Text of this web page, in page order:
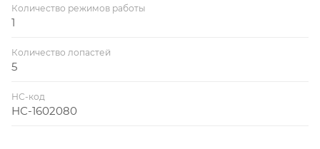
Количество режимов работы
1
Количество лопастей
5
НС-код
НС-1602080